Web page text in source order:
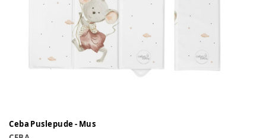
Ceba Puslepude - Mus